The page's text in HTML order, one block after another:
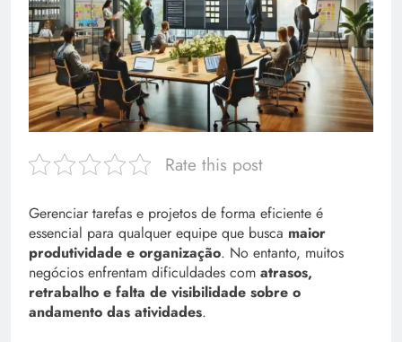
Rate this post
Gerenciar tarefas e projetos de forma eficiente é
essencial para qualquer equipe que busca maior
produtividade e organização. No entanto, muitos
negócios enfrentam dificuldades com atrasos,
retrabalho e falta de visibilidade sobre o
andamento das atividades.